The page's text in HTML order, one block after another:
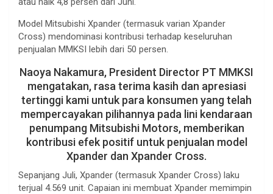
Model Mitsubishi Xpander (termasuk varian Xpander
Cross) mendominasi kontribusi terhadap keseluruhan
penjualan MMKSI lebih dari 50 persen.
Naoya Nakamura, President Director PT MMKSI
mengatakan, rasa terima kasih dan apresiasi
tertinggi kami untuk para konsumen yang telah
mempercayakan pilihannya pada lini kendaraan
penumpang Mitsubishi Motors, memberikan
kontribusi efek positif untuk penjualan model
Xpander dan Xpander Cross.
Sepanjang Juli, Xpander (termasuk Xpander Cross) laku
terjual 4.569 unit. Capaian ini membuat Xpander memimpin